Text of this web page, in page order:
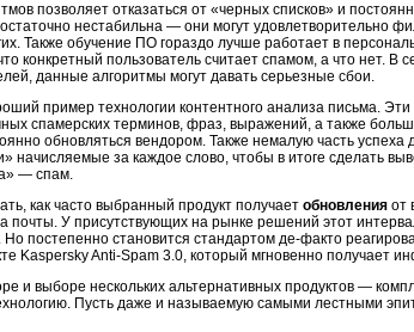
позволяет отказаться от «черных списков» и
нестабильна — они могут удовлетворительно
Также обучение ПО гораздо лучше работает в
конкретный пользователь считает спамом, а что нет. В
данные алгоритмы могут давать серьезные сбои.
пример технологии контентного анализа письма.
спамерских терминов, фраз, выражений, а также
обновляться вендором. Также немалую часть успеха
начисляемые за каждое слово, чтобы в итоге сделать
— спам.
как часто выбранный продукт получает обновления от
почты. У присутствующих на рынке решений этот
Но постепенно становится стандартом де-факто
Kaspersky Anti-Spam 3.0, который мгновенно получает
и выборе нескольких альтернативных продуктов —
Пусть даже и называемую самыми лестными